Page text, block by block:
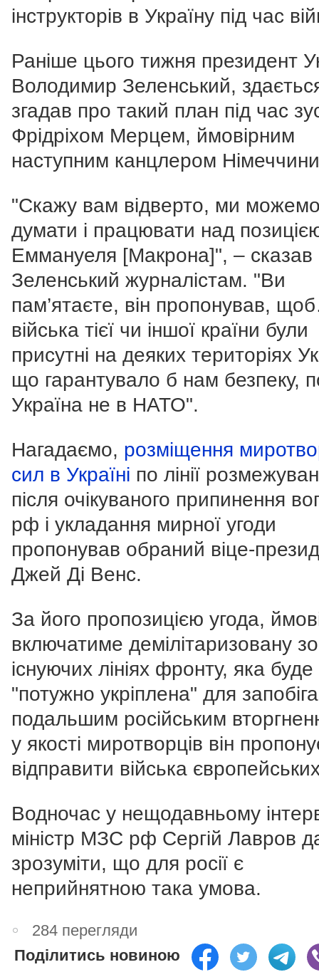
інструкторів в Україну під час
Раніше цього тижня президент
Володимир Зеленський,
згадав про такий план під час
Фрідріхом Мерцем, ймовірним
наступним канцлером
"Скажу вам відверто, ми
думати і працювати над
Еммануеля [Макрона]", – сказав
Зеленський журналістам. "Ви
пам’ятаєте, він пропонував,
війська тієї чи іншої країни були
присутні на деяких територіях
що гарантувало б нам безпеку,
Україна не в НАТО".
Нагадаємо, розміщення
сил в Україні по лінії
після очікуваного припинення
рф і укладання мирної угоди
пропонував обраний віце-
Джей Ді Венс.
За його пропозицією угода,
включатиме демілітаризовану
існуючих лініях фронту, яка буде
"потужно укріплена" для
подальшим російським
у якості миротворців він
відправити війська
Водночас у нещодавньому
міністр МЗС рф Сергій Лавров
зрозуміти, що для росії є
неприйнятною така умова.
284 перегляди
Поділитись новиною